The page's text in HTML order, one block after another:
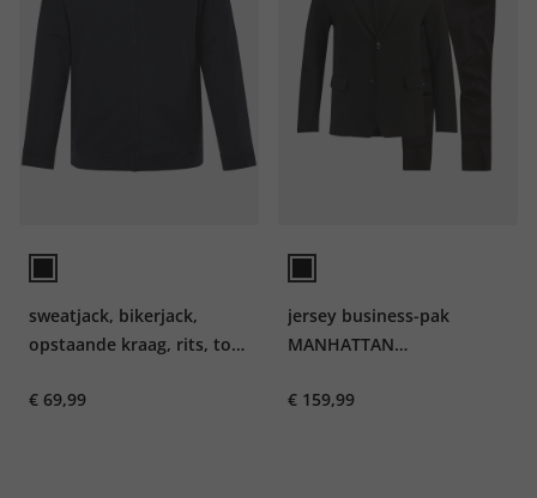
sweatjack, bikerjack,
opstaande kraag, rits, tot
€ 69,99
jersey business-pak
MANHATTAN
€ 159,99